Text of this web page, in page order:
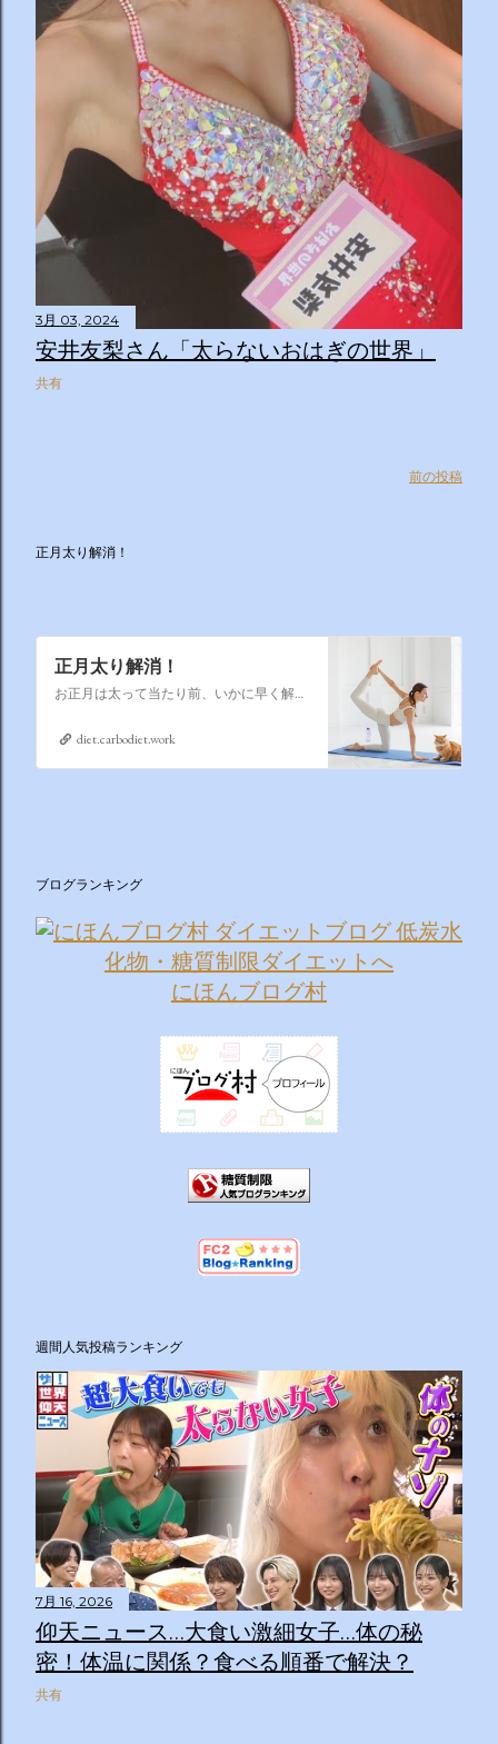
3月 03, 2024
安井友梨さん「太らないおはぎの世界」
共有
前の投稿
正月太り解消！
正月太り解消！
お正月は太って当たり前、いかに早く解消するかそれが課題なのです
diet.carbodiet.work
ブログランキング
にほんブログ村
週間人気投稿ランキング
7月 16, 2026
仰天ニュース…大食い激細女子…体の秘
密！体温に関係？食べる順番で解決？
共有